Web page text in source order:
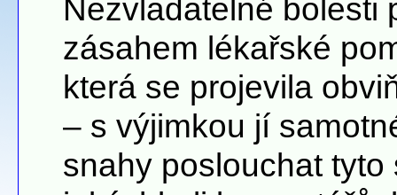
Nezvladatelné bolesti
zásahem lékařské
která se projevila
– s výjimkou jí
snahy poslouchat